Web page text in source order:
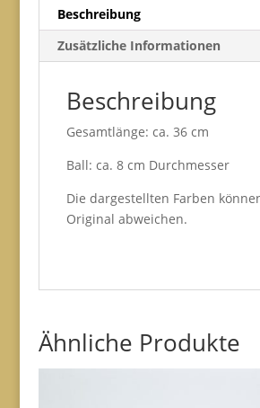
Beschreibung
Zusätzliche Informationen
Beschreibung
Gesamtlänge: ca. 36 cm
Ball: ca. 8 cm Durchmesser
Die dargestellten Farben
Original abweichen.
Ähnliche Produkte